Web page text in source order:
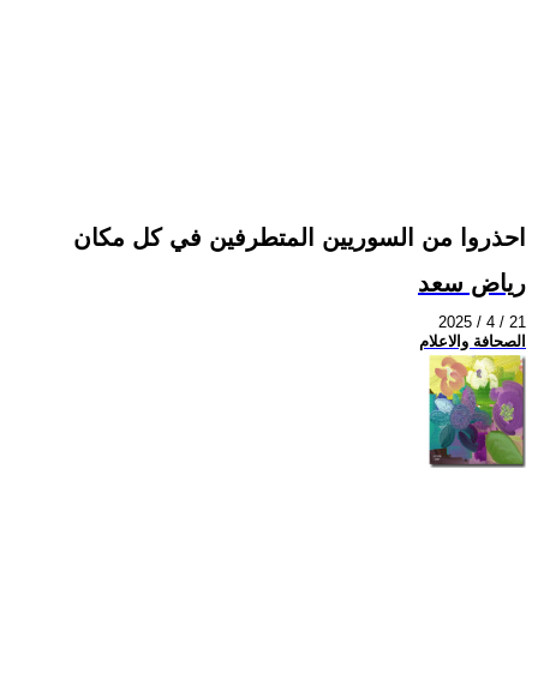
احذروا من السوريين المتطرفين في كل مكان
رياض سعد
2025 / 4 / 21
الصحافة والاعلام